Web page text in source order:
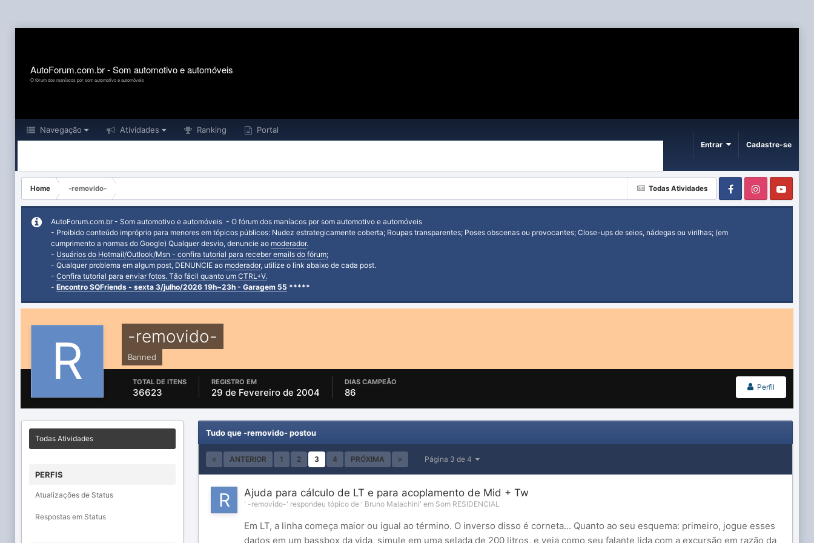
AutoForum.com.br - Som automotivo e automóveis
O fórum dos maníacos por som automotivo e automóveis
Navegação Atividades Ranking Portal
Entrar Cadastre-se
Todas Atividades
Home -removido- FacebookInstagram
AutoForum.com.br - Som automotivo e automóveis - O fórum dos maníacos por som automotivo e automóveis
- Proibido conteúdo impróprio para menores em tópicos públicos: Nudez estrategicamente coberta; Roupas transparentes; Poses obscenas ou provocantes; Close-ups de seios, nádegas ou virilhas; (em
cumprimento a normas do Google) Qualquer desvio, denuncie ao moderador.
- Usuários do Hotmail/Outlook/Msn - confira tutorial para receber emails do fórum;
- Qualquer problema em algum post, DENUNCIE ao moderador, utilize o link abaixo de cada post.
- Confira tutorial para enviar fotos. Tão fácil quanto um CTRL+V.
- Encontro SQFriends - sexta 3/julho/2026 19h~23h - Garagem 55 *****
-removido-
Banned
Perfil
TOTAL DE ITENS
36623
REGISTRO EM
29 de Fevereiro de 2004
DIAS CAMPEÃO
86
Todas Atividades
PERFIS
Atualizações de Status
Respostas em Status
Tudo que -removido- postou
ANTERIOR 1 2 3 4 PRÓXIMA Página 3 de 4
Ajuda para cálculo de LT e para acoplamento de Mid + Tw
' -removido-' respondeu tópico de ' Bruno Malachini' em Som RESIDENCIAL
Em LT, a linha começa maior ou igual ao término. O inverso disso é corneta... Quanto ao seu esquema: primeiro, jogue esses
dados em um bassbox da vida, simule em uma selada de 200 litros, e veja como seu falante lida com a excursão em razão da